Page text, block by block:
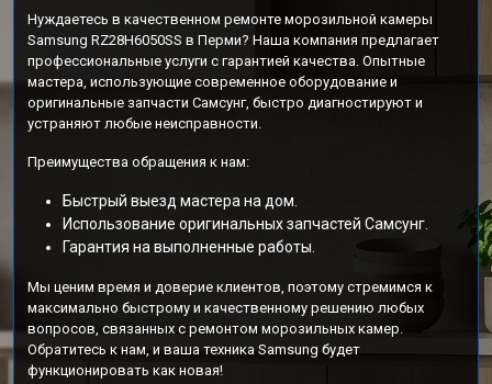
Нуждаетесь в качественном ремонте морозильной камеры
Samsung RZ28H6050SS в Перми? Наша компания предлагает
профессиональные услуги с гарантией качества. Опытные
мастера, использующие современное оборудование и
оригинальные запчасти Самсунг, быстро диагностируют и
устраняют любые неисправности.
Преимущества обращения к нам:
Быстрый выезд мастера на дом.
Использование оригинальных запчастей Самсунг.
Гарантия на выполненные работы.
Мы ценим время и доверие клиентов, поэтому стремимся к
максимально быстрому и качественному решению любых
вопросов, связанных с ремонтом морозильных камер.
Обратитесь к нам, и ваша техника Samsung будет
функционировать как новая!